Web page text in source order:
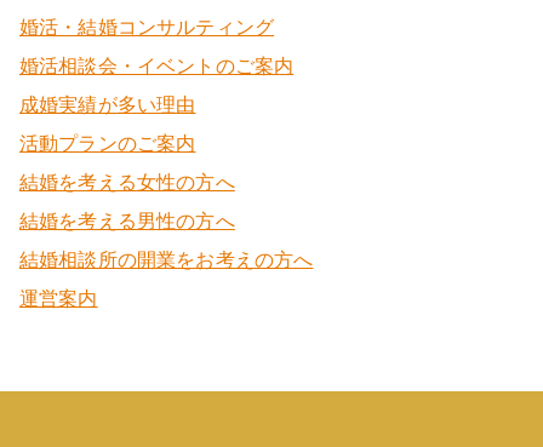
婚活・結婚コンサルティング
婚活相談会・イベントのご案内
成婚実績が多い理由
活動プランのご案内
結婚を考える女性の方へ
結婚を考える男性の方へ
結婚相談所の開業をお考えの方へ
運営案内